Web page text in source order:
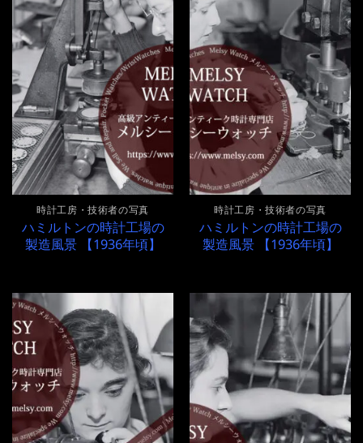
時計工房・技術者の写真
ハミルトンの時計工場の
製造風景 【1936年頃】
時計工房・技術者の写真
ハミルトンの時計工場の
製造風景 【1936年頃】